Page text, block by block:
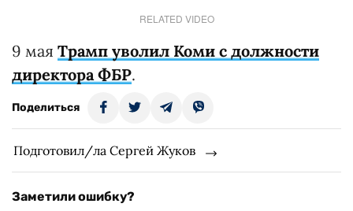
RELATED VIDEO
9 мая Трамп уволил Коми с должности
директора ФБР.
Поделиться
Подготовил/ла Сергей Жуков
Заметили ошибку?